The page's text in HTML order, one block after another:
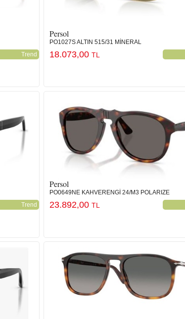
Trend
Persol
PO1027S ALTIN 515/31 MİNERAL
18.073,00 TL
Trend
Persol
PO0649NE KAHVERENGİ 24/M3 POLARIZE
23.892,00 TL